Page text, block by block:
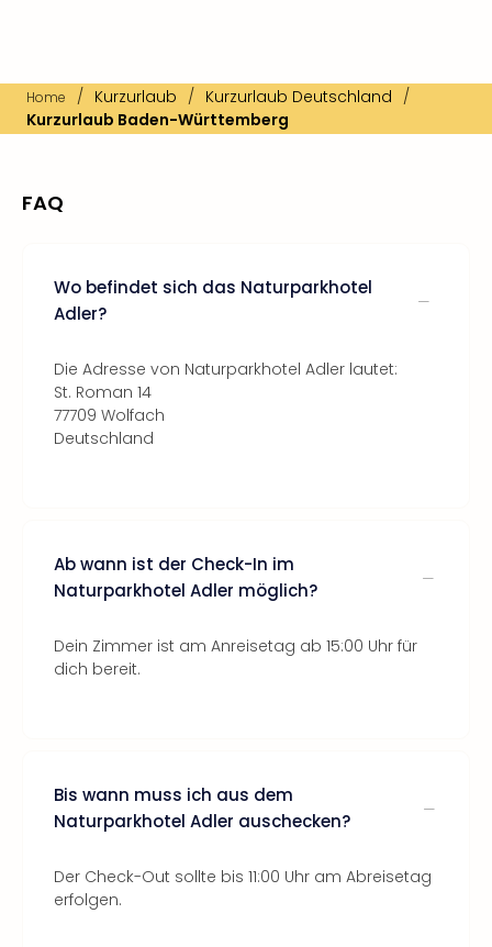
Home / Kurzurlaub / Kurzurlaub Deutschland /
Kurzurlaub Baden-Württemberg
FAQ
Wo befindet sich das Naturparkhotel
Adler?
Die Adresse von Naturparkhotel Adler lautet:
St. Roman 14
77709 Wolfach
Deutschland
Ab wann ist der Check-In im
Naturparkhotel Adler möglich?
Dein Zimmer ist am Anreisetag ab 15:00 Uhr für
dich bereit.
Bis wann muss ich aus dem
Naturparkhotel Adler auschecken?
Der Check-Out sollte bis 11:00 Uhr am Abreisetag
erfolgen.